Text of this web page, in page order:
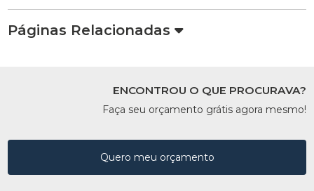
Páginas Relacionadas
ENCONTROU O QUE PROCURAVA?
Faça seu orçamento grátis agora mesmo!
Quero meu orçamento